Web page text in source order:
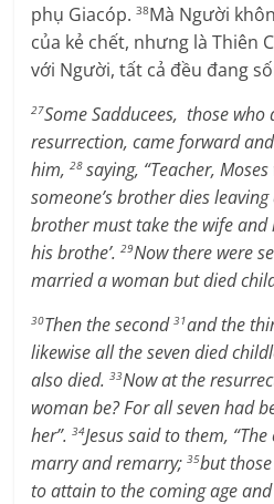
phụ Giacóp.38Mà Người
của kẻ chết, nhưng là Thiên
với Người, tất cả đều đang
27Some Sadducees, those
resurrection, came forward
him,28 saying, “Teacher,
someone’s brother dies
brother must take the wife
his brothe’.29Now there were
married a woman but died
30Then the second31and the
likewise all the seven died
also died. 33Now at the
woman be? For all seven had
her”. 34Jesus said to them,
marry and remarry;35but
to attain to the coming age